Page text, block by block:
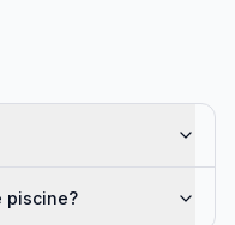
piscine?